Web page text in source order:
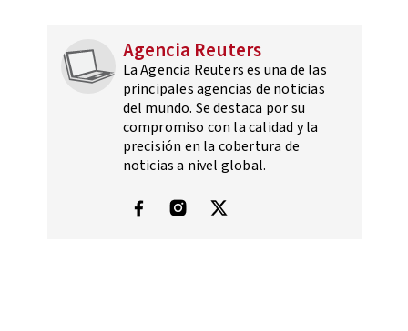
Agencia Reuters
La Agencia Reuters es una de las
principales agencias de noticias
del mundo. Se destaca por su
compromiso con la calidad y la
precisión en la cobertura de
noticias a nivel global.